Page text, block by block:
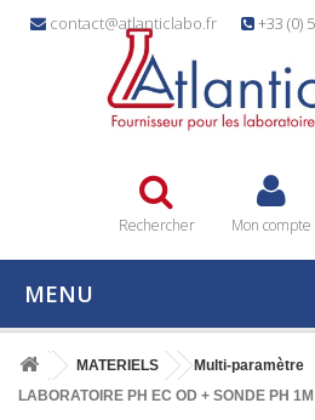
contact@atlanticlabo.fr +33 (0)
Rechercher Mon compte
MENU
MATERIELS Multi-paramètre
LABORATOIRE PH EC OD + SONDE PH